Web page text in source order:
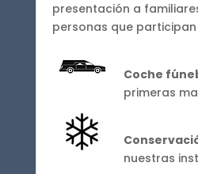
presentación a
personas que
Coche
primeras
nuestras